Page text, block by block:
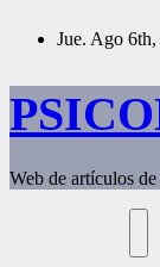
Jue. Ago
Web de artículos